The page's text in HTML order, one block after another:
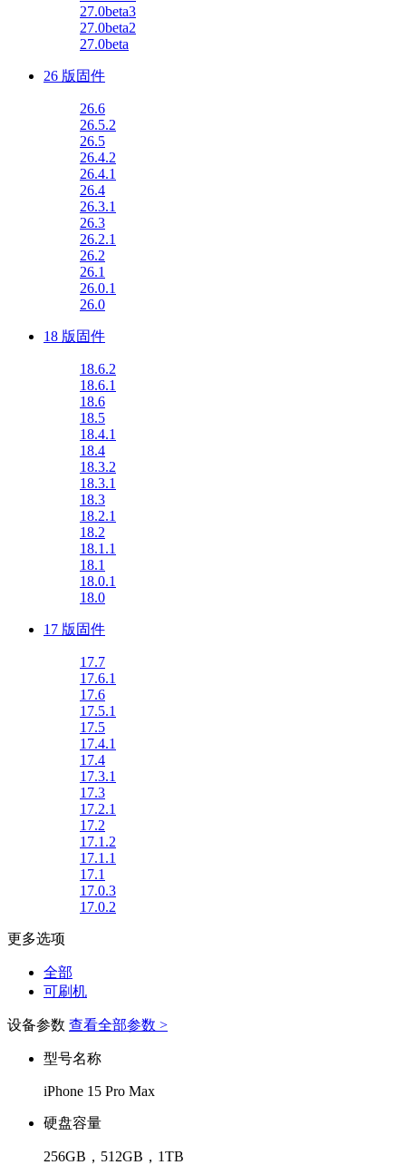
27.0beta3
27.0beta2
27.0beta
26 版固件
26.6
26.5.2
26.5
26.4.2
26.4.1
26.4
26.3.1
26.3
26.2.1
26.2
26.1
26.0.1
26.0
18 版固件
18.6.2
18.6.1
18.6
18.5
18.4.1
18.4
18.3.2
18.3.1
18.3
18.2.1
18.2
18.1.1
18.1
18.0.1
18.0
17 版固件
17.7
17.6.1
17.6
17.5.1
17.5
17.4.1
17.4
17.3.1
17.3
17.2.1
17.2
17.1.2
17.1.1
17.1
17.0.3
17.0.2
更多选项
全部
可刷机
设备参数 查看全部参数 >
型号名称
iPhone 15 Pro Max
硬盘容量
256GB，512GB，1TB